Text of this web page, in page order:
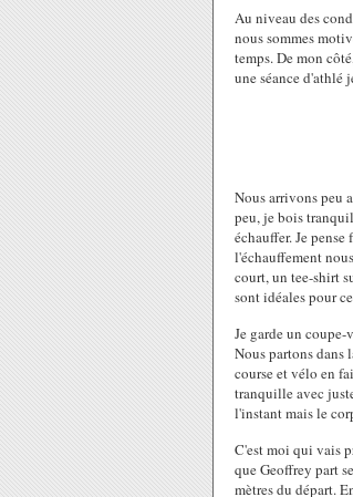
Au niveau des
nous sommes
temps. De mon
une séance d'athlé
Nous arrivons peu
peu, je bois
échauffer. Je
l'échauffement
court, un tee-shirt
sont idéales pour
Je garde un
Nous partons dans
course et vélo en
tranquille avec
l'instant mais le
C'est moi qui vais
que Geoffrey part
mètres du départ.